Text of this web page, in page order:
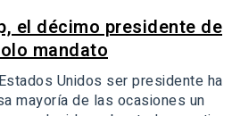
el décimo presidente de
mandato
Unidos ser presidente ha
mayoría de las ocasiones un